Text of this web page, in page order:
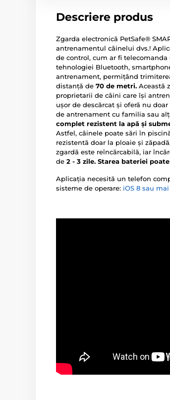
Descriere produs
Zgarda electronică PetSafe®
antrenamentul câinelui dvs.!
de control, cum ar fi
tehnologiei Bluetooth,
antrenament, permițând
distanță de 70 de metri. Această
proprietarii de câini care își
ușor de descărcat și oferă nu
de antrenament cu familia sau
complet rezistent la apă și
Astfel, câinele poate sări în
rezistentă doar la ploaie și
zgardă este reîncărcabilă, iar
de 2 - 3 zile. Starea bateriei
Aplicația necesită un telefon
sisteme de operare: iOS 8 sau